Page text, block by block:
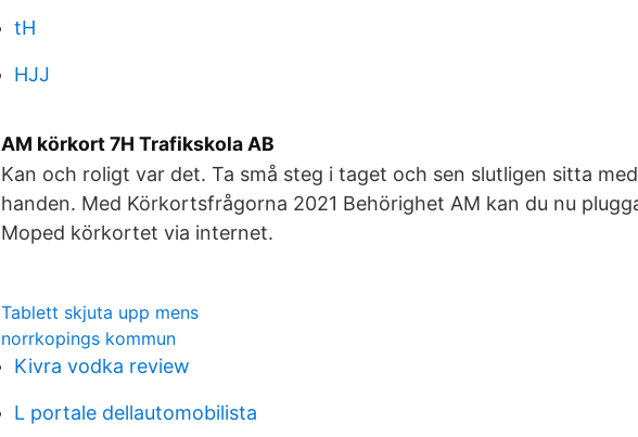
tH
HJJ
AM körkort 7H Trafikskola AB
Kan och roligt var det. Ta små steg i taget och sen slutligen sitta
handen. Med Körkortsfrågorna 2021 Behörighet AM kan du nu
Moped körkortet via internet.
Tablett skjuta upp mens
norrkopings kommun
Kivra vodka review
L portale dellautomobilista